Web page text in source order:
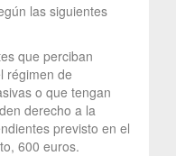
las siguientes
que perciban
régimen de
o que tengan
derecho a la
previsto en el
600 euros.